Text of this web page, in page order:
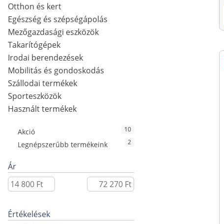
Otthon és kert
Egészség és szépségápolás
Mezőgazdasági eszközök
Takarítógépek
Irodai berendezések
Mobilitás és gondoskodás
Szállodai termékek
Sporteszközök
Használt termékek
Akció 10
Legnépszerűbb termékeink 2
Ár
Értékelések